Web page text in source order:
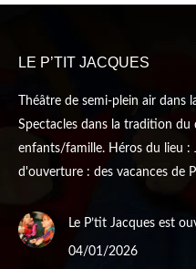
LE P’TIT JACQUES
Théâtre de semi-plein air dans
Spectacles dans la tradition
enfants/famille. Héros du lieu :
d'ouverture : des vacances de
Le P’tit Jacques est
04/01/2026